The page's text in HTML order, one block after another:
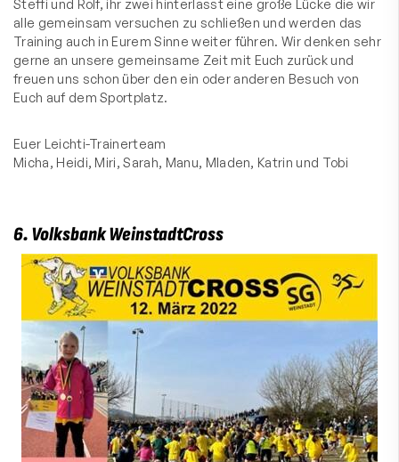
alle gemeinsam versuchen zu schließen und werden das
Training auch in Eurem Sinne weiter führen. Wir denken sehr
gerne an unsere gemeinsame Zeit mit Euch zurück und
freuen uns schon über den ein oder anderen Besuch von
Euch auf dem Sportplatz.
Euer Leichti-Trainerteam
Micha, Heidi, Miri, Sarah, Manu, Mladen, Katrin und Tobi
6. Volksbank WeinstadtCross